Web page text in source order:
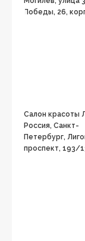
Победы, 26,
Салон красоты
Россия, Санкт-
Петербург,
проспект, 193/